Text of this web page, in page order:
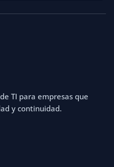
TI para empresas que
y continuidad.